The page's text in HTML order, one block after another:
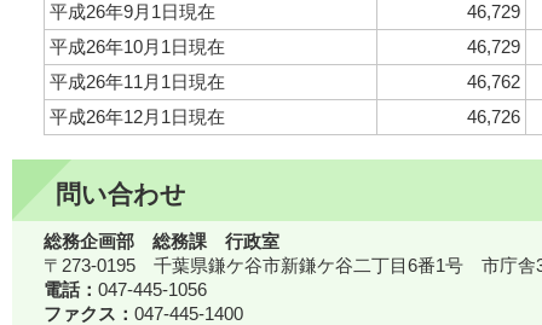
平成26年9月1日現在
46,729
平成26年10月1日現在
46,729
平成26年11月1日現在
46,762
平成26年12月1日現在
46,726
問い合わせ
総務企画部 総務課 行政室
〒273-0195 千葉県鎌ケ谷市新鎌ケ谷二丁目6番1号 市庁舎
電話： 047-445-1056
ファクス： 047-445-1400